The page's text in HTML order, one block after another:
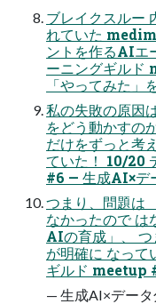
ブレイクスルー
れていた
ントを作るAIエ
ーニングギル
「やってみた」
私の失敗の原因
をどう動かすの
だけをずっと考
ていた！ 10/20
#6 — 生成AI×デ
つまり、問題は
なかったので
AIの育成」、 つ
が明確に なって
ギルド meetup
— 生成AI×データ